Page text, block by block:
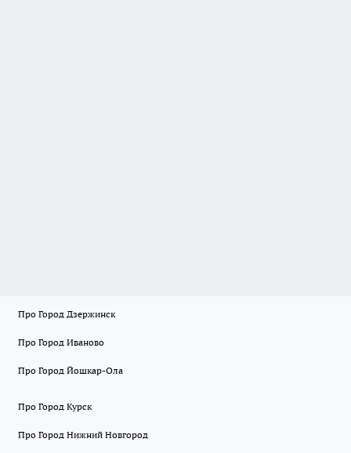
Про Город Дзержинск
Про Город Иваново
Про Город Йошкар-Ола
Про Город Курск
Про Город Нижний Новгород